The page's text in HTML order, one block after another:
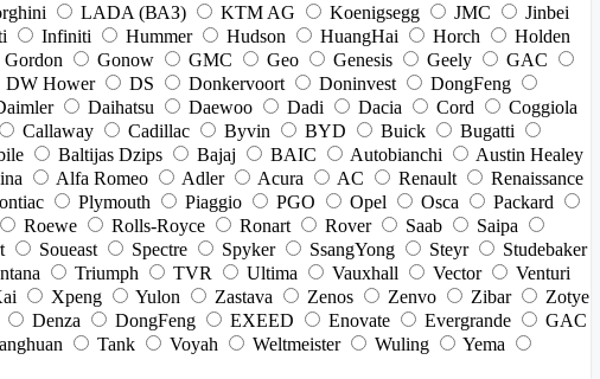
LADA (ВАЗ) KTM AG Koenigsegg JMC
Jinbei
Infiniti Hummer Hudson HuangHai Horch
Holden
Gordon Gonow GMC Geo Genesis Geely
GAC
DW Hower DS Donkervoort Doninvest
DongFeng
Daihatsu Daewoo Dadi Dacia Cord
Coggiola
Callaway Cadillac Byvin BYD Buick
Bugatti
Baltijas Dzips Bajaj BAIC Autobianchi
Austin Healey
Alfa Romeo Adler Acura AC Renault
Renaissance
Plymouth Piaggio PGO Opel Osca
Packard
Roewe Rolls-Royce Ronart Rover Saab
Saipa
Soueast Spectre Spyker SsangYong Steyr
Studebaker
Triumph TVR Ultima Vauxhall Vector
Venturi
Xpeng Yulon Zastava Zenos Zenvo Zibar
Zotye
Denza DongFeng EXEED Enovate Evergrande
GAC
Tank Voyah Weltmeister Wuling
Yema